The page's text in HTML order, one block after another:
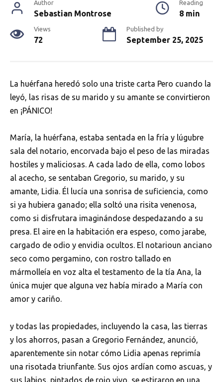
Author
Sebastian Montrose
Reading
8 min
Views
72
Published by
September 25, 2025
La huérfana heredó solo una triste carta Pero cuando la
leyó, las risas de su marido y su amante se convirtieron
en ¡PÁNICO!
María, la huérfana, estaba sentada en la fría y lúgubre
sala del notario, encorvada bajo el peso de las miradas
hostiles y maliciosas. A cada lado de ella, como lobos
al acecho, se sentaban Gregorio, su marido, y su
amante, Lidia. Él lucía una sonrisa de suficiencia, como
si ya hubiera ganado; ella soltó una risita venenosa,
como si disfrutara imaginándose despedazando a su
presa. El aire en la habitación era espeso, como jarabe,
cargado de odio y envidia ocultos. El notarioun anciano
seco como pergamino, con rostro tallado en
mármolleía en voz alta el testamento de la tía Ana, la
única mujer que alguna vez había mirado a María con
amor y cariño.
y todas las propiedades, incluyendo la casa, las tierras
y los ahorros, pasan a Gregorio Fernández, anunció,
aparentemente sin notar cómo Lidia apenas reprimía
una risotada triunfante. Sus ojos ardían como ascuas, y
sus labios, pintados de rojo vivo, se estiraron en una